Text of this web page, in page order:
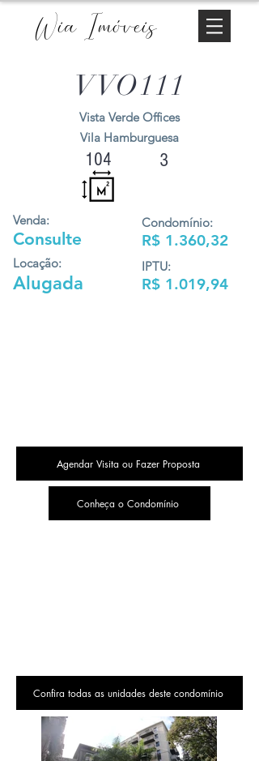
Wia Imóveis
VVO111
Vista Verde Offices
Vila Hamburguesa
104
Venda:
Consulte
Locação:
Alugada
3
Condomínio:
R$ 1.360,32
IPTU:
R$ 1.019,94
Agendar Visita ou Fazer Proposta
Conheça o Condomínio
Confira todas as unidades deste condomínio